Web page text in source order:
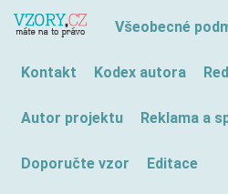
Všeobecné
Kontakt Kodex autora
Autor projektu Reklama a
Doporučte vzor Editace